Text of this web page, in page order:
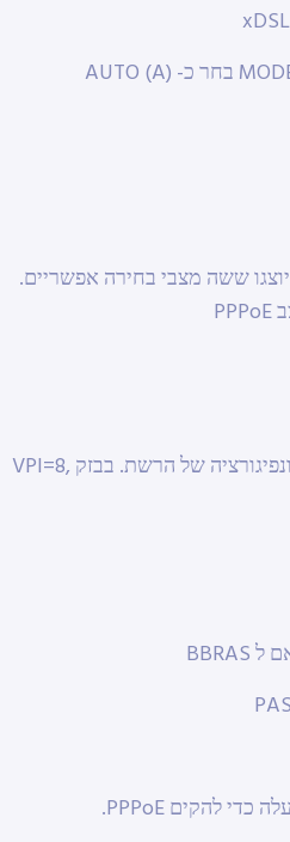
6. אם החיבור יזוהה כ- ATM יוצגו ששה מצבי בחירה אפשריים.
9. הכנס VPI/VCI בהתאם לקונפיגורציה של הרשת. בבזק VPI=8,